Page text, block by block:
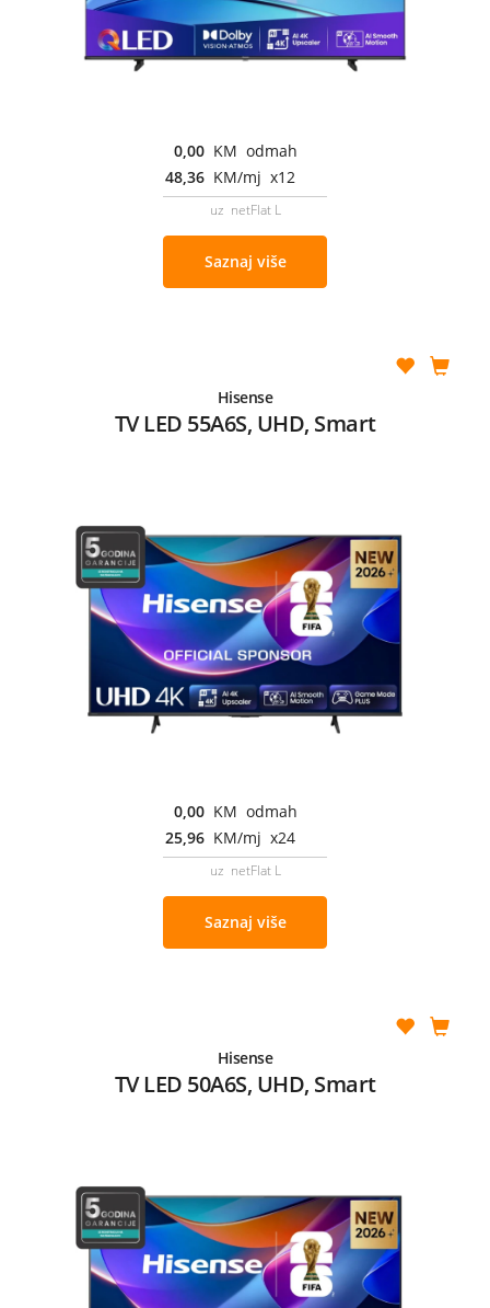
0,00 KM odmah
48,36 KM/mj x12
uz netFlat L
Saznaj više
Hisense
TV LED 55A6S, UHD, Smart
0,00 KM odmah
25,96 KM/mj x24
uz netFlat L
Saznaj više
Hisense
TV LED 50A6S, UHD, Smart